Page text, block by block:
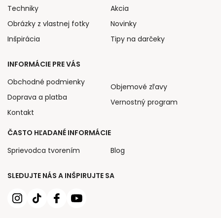
SLEDUJTE NÁS A INŠPIRUJTE SA
Techniky
Obrázky z vlastnej fotky
Inšpirácia
Akcia
Novinky
Tipy na darčeky
INFORMÁCIE PRE VÁS
Obchodné podmienky
Doprava a platba
Kontakt
Objemové zľavy
Vernostný program
ČASTO HĽADANÉ INFORMÁCIE
Sprievodca tvorením
Blog